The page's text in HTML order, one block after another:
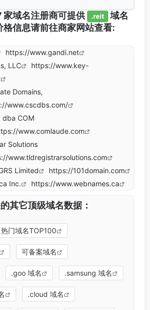
家域名注册商可提供 .reit
域名
格信息请前往商家网站查看:
https://www.gandi.net
LLC
https://www.key-
Domains,
www.cscdbs.com/
dba COM
www.comlaude.com
Solutions
www.tldregistrarsolutions.com
Limited
https://101domain.com
Inc.
https://www.webnames.ca
其它顶级域名数据：
热门域名TOP100
可备案域名
.goo 域名 .samsung 域名
.cloud 域名